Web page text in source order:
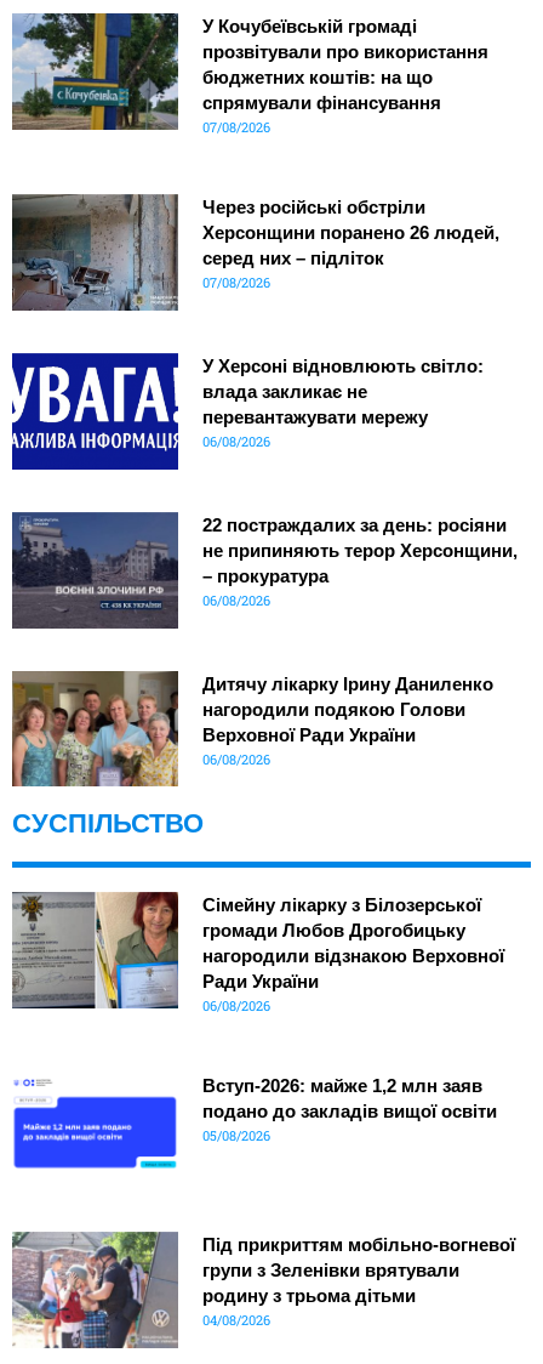
У Кочубеївській громаді
прозвітували про використання
бюджетних коштів: на що
спрямували фінансування
07/08/2026
Через російські обстріли
Херсонщини поранено 26 людей,
серед них – підліток
07/08/2026
У Херсоні відновлюють світло:
влада закликає не
перевантажувати мережу
06/08/2026
22 постраждалих за день: росіяни
не припиняють терор Херсонщини,
– прокуратура
06/08/2026
Дитячу лікарку Ірину Даниленко
нагородили подякою Голови
Верховної Ради України
06/08/2026
СУСПІЛЬСТВО
Сімейну лікарку з Білозерської
громади Любов Дрогобицьку
нагородили відзнакою Верховної
Ради України
06/08/2026
Вступ-2026: майже 1,2 млн заяв
подано до закладів вищої освіти
05/08/2026
Під прикриттям мобільно-вогневої
групи з Зеленівки врятували
родину з трьома дітьми
04/08/2026